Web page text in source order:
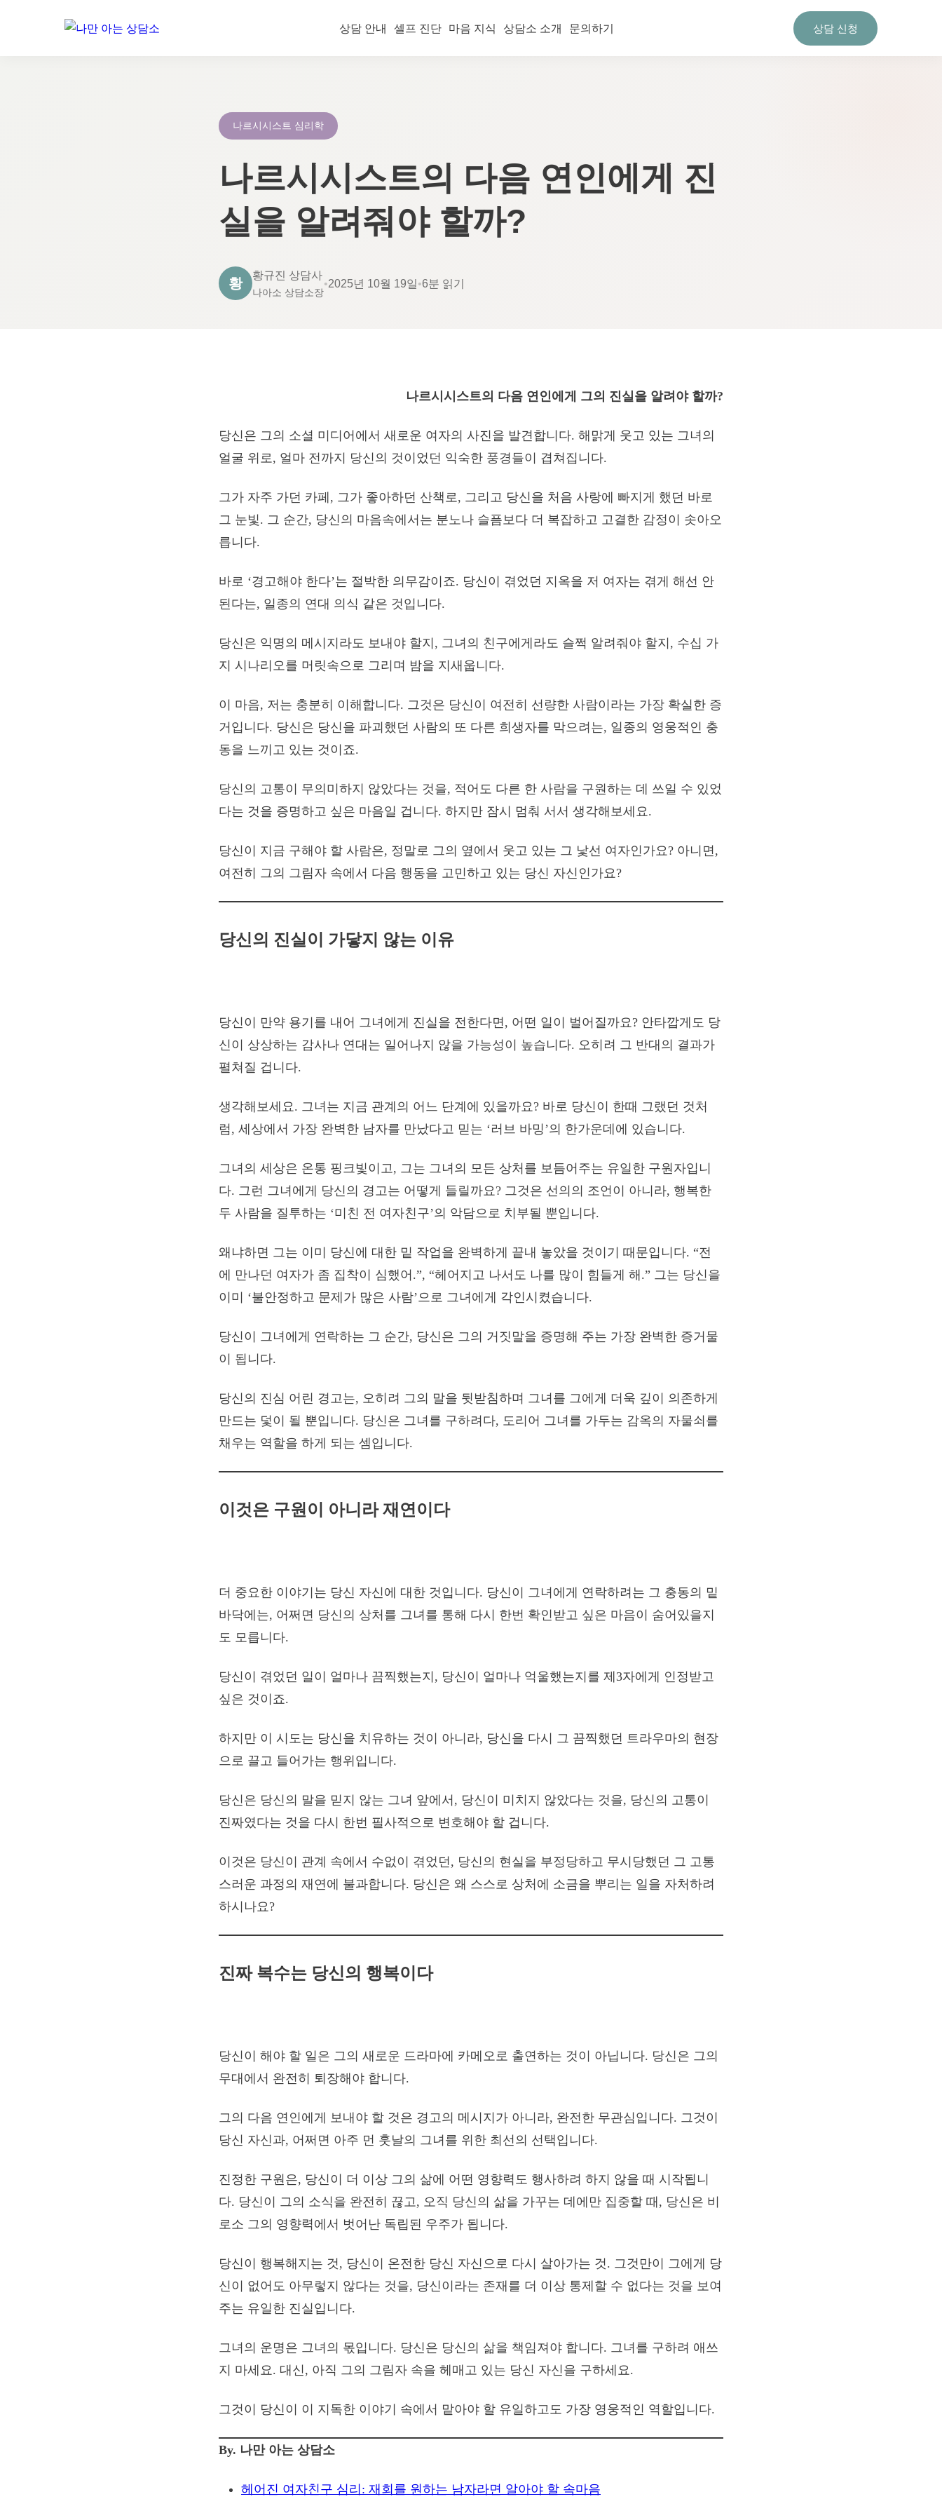
상담 안내 셀프 진단 마음 지식 상담소 소개 문의하기 상담 신청
나르시시스트 심리학
나르시시스트의 다음 연인에게 진
실을 알려줘야 할까?
황
황규진 상담사
나아소 상담소장
•2025년 10월 19일•6분 읽기
나르시시스트의 다음 연인에게 그의 진실을 알려야 할까?
당신은 그의 소셜 미디어에서 새로운 여자의 사진을 발견합니다. 해맑게 웃고 있는 그녀의
얼굴 위로, 얼마 전까지 당신의 것이었던 익숙한 풍경들이 겹쳐집니다.
그가 자주 가던 카페, 그가 좋아하던 산책로, 그리고 당신을 처음 사랑에 빠지게 했던 바로
그 눈빛. 그 순간, 당신의 마음속에서는 분노나 슬픔보다 더 복잡하고 고결한 감정이 솟아오
릅니다.
바로 ‘경고해야 한다’는 절박한 의무감이죠. 당신이 겪었던 지옥을 저 여자는 겪게 해선 안
된다는, 일종의 연대 의식 같은 것입니다.
당신은 익명의 메시지라도 보내야 할지, 그녀의 친구에게라도 슬쩍 알려줘야 할지, 수십 가
지 시나리오를 머릿속으로 그리며 밤을 지새웁니다.
이 마음, 저는 충분히 이해합니다. 그것은 당신이 여전히 선량한 사람이라는 가장 확실한 증
거입니다. 당신은 당신을 파괴했던 사람의 또 다른 희생자를 막으려는, 일종의 영웅적인 충
동을 느끼고 있는 것이죠.
당신의 고통이 무의미하지 않았다는 것을, 적어도 다른 한 사람을 구원하는 데 쓰일 수 있었
다는 것을 증명하고 싶은 마음일 겁니다. 하지만 잠시 멈춰 서서 생각해보세요.
당신이 지금 구해야 할 사람은, 정말로 그의 옆에서 웃고 있는 그 낯선 여자인가요? 아니면,
여전히 그의 그림자 속에서 다음 행동을 고민하고 있는 당신 자신인가요?
당신의 진실이 가닿지 않는 이유
당신이 만약 용기를 내어 그녀에게 진실을 전한다면, 어떤 일이 벌어질까요? 안타깝게도 당
신이 상상하는 감사나 연대는 일어나지 않을 가능성이 높습니다. 오히려 그 반대의 결과가
펼쳐질 겁니다.
생각해보세요. 그녀는 지금 관계의 어느 단계에 있을까요? 바로 당신이 한때 그랬던 것처
럼, 세상에서 가장 완벽한 남자를 만났다고 믿는 ‘러브 바밍’의 한가운데에 있습니다.
그녀의 세상은 온통 핑크빛이고, 그는 그녀의 모든 상처를 보듬어주는 유일한 구원자입니
다. 그런 그녀에게 당신의 경고는 어떻게 들릴까요? 그것은 선의의 조언이 아니라, 행복한
두 사람을 질투하는 ‘미친 전 여자친구’의 악담으로 치부될 뿐입니다.
왜냐하면 그는 이미 당신에 대한 밑 작업을 완벽하게 끝내 놓았을 것이기 때문입니다. “전
에 만나던 여자가 좀 집착이 심했어.”, “헤어지고 나서도 나를 많이 힘들게 해.” 그는 당신을
이미 ‘불안정하고 문제가 많은 사람’으로 그녀에게 각인시켰습니다.
당신이 그녀에게 연락하는 그 순간, 당신은 그의 거짓말을 증명해 주는 가장 완벽한 증거물
이 됩니다.
당신의 진심 어린 경고는, 오히려 그의 말을 뒷받침하며 그녀를 그에게 더욱 깊이 의존하게
만드는 덫이 될 뿐입니다. 당신은 그녀를 구하려다, 도리어 그녀를 가두는 감옥의 자물쇠를
채우는 역할을 하게 되는 셈입니다.
이것은 구원이 아니라 재연이다
더 중요한 이야기는 당신 자신에 대한 것입니다. 당신이 그녀에게 연락하려는 그 충동의 밑
바닥에는, 어쩌면 당신의 상처를 그녀를 통해 다시 한번 확인받고 싶은 마음이 숨어있을지
도 모릅니다.
당신이 겪었던 일이 얼마나 끔찍했는지, 당신이 얼마나 억울했는지를 제3자에게 인정받고
싶은 것이죠.
하지만 이 시도는 당신을 치유하는 것이 아니라, 당신을 다시 그 끔찍했던 트라우마의 현장
으로 끌고 들어가는 행위입니다.
당신은 당신의 말을 믿지 않는 그녀 앞에서, 당신이 미치지 않았다는 것을, 당신의 고통이
진짜였다는 것을 다시 한번 필사적으로 변호해야 할 겁니다.
이것은 당신이 관계 속에서 수없이 겪었던, 당신의 현실을 부정당하고 무시당했던 그 고통
스러운 과정의 재연에 불과합니다. 당신은 왜 스스로 상처에 소금을 뿌리는 일을 자처하려
하시나요?
진짜 복수는 당신의 행복이다
당신이 해야 할 일은 그의 새로운 드라마에 카메오로 출연하는 것이 아닙니다. 당신은 그의
무대에서 완전히 퇴장해야 합니다.
그의 다음 연인에게 보내야 할 것은 경고의 메시지가 아니라, 완전한 무관심입니다. 그것이
당신 자신과, 어쩌면 아주 먼 훗날의 그녀를 위한 최선의 선택입니다.
진정한 구원은, 당신이 더 이상 그의 삶에 어떤 영향력도 행사하려 하지 않을 때 시작됩니
다. 당신이 그의 소식을 완전히 끊고, 오직 당신의 삶을 가꾸는 데에만 집중할 때, 당신은 비
로소 그의 영향력에서 벗어난 독립된 우주가 됩니다.
당신이 행복해지는 것, 당신이 온전한 당신 자신으로 다시 살아가는 것. 그것만이 그에게 당
신이 없어도 아무렇지 않다는 것을, 당신이라는 존재를 더 이상 통제할 수 없다는 것을 보여
주는 유일한 진실입니다.
그녀의 운명은 그녀의 몫입니다. 당신은 당신의 삶을 책임져야 합니다. 그녀를 구하려 애쓰
지 마세요. 대신, 아직 그의 그림자 속을 헤매고 있는 당신 자신을 구하세요.
그것이 당신이 이 지독한 이야기 속에서 맡아야 할 유일하고도 가장 영웅적인 역할입니다.
By. 나만 아는 상담소
헤어진 여자친구 심리: 재회를 원하는 남자라면 알아야 할 속마음